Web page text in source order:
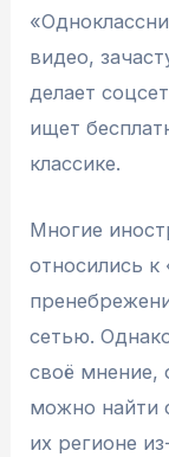
видео,
делает
ищет
классике.
Многие
относились
сетью.
своё мнение,
можно найти
их регионе